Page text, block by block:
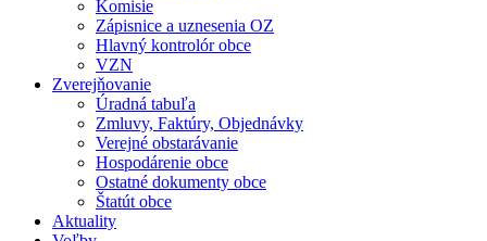
Komisie
Zápisnice a uznesenia OZ
Hlavný kontrolór obce
VZN
Zverejňovanie
Úradná tabuľa
Zmluvy, Faktúry, Objednávky
Verejné obstarávanie
Hospodárenie obce
Ostatné dokumenty obce
Štatút obce
Aktuality